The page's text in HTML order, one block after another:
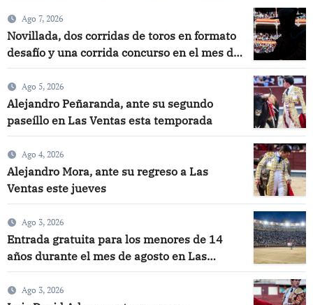
Ago 7, 2026
Novillada, dos corridas de toros en formato
desafío y una corrida concurso en el mes de
septiembre
Ago 5, 2026
Alejandro Peñaranda, ante su segundo
paseíllo en Las Ventas esta temporada
Ago 4, 2026
Alejandro Mora, ante su regreso a Las
Ventas este jueves
Ago 3, 2026
Entrada gratuita para los menores de 14
años durante el mes de agosto en Las
Ventas
Ago 3, 2026